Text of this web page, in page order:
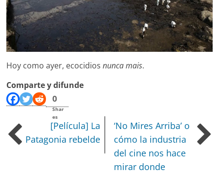
Hoy como ayer, ecocidiosnunca mais.
Comparte y difunde
0
Shar
es
[Película] La
Patagonia rebelde
‘No Mires Arriba’ o
cómo la industria
del cine nos hace
mirar donde